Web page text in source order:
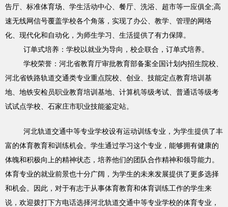
告厅、标准体育场、学生活动中心、餐厅、洗浴、超市等一应俱全;高
速无线网信号覆盖学校各个角落，实现了办公、教学、管理的网络
化、现代化和自动化，为师生学习、生活提供了有力保障。
订单式培养：学校以就业为导向，校企联合，订单式培养。
学校荣誉：河北省教育厅审批教育部备案全国计划内招生院校、
河北省铁路轨道交通类专业重点院校、创业、技能定点教育培训基
地、地铁安检员职业教育培训基地、计算机等级考试、普通话等级考
试试点学校、石家庄市职业技能鉴定站。
河北轨道交通中等专业学校设有运动训练专业，为学生提供了丰
富的体育教育和训练机会。学生通过学习这个专业，能够拥有健康的
体魄和积极向上的精神状态，培养他们的团队合作精神和领导能力。
体育专业的就业前景也十分广阔，为学生的未来发展提供了更多选择
和机会。因此，对于有志于从事体育教育和体育训练工作的学生来
说，欢迎拨打下方电话选择河北轨道交通中等专业学校的体育专业，